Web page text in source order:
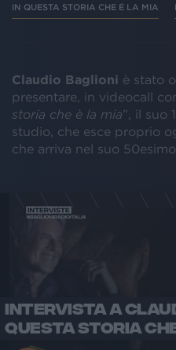
IN QUESTA STORIA CHE È LA MIA
Claudio Baglioni è stato
presentare, in videocall
storia che è la mia”, il suo
studio, che esce proprio
che arriva nel suo
INTERVISTA A
QUESTA STORIA